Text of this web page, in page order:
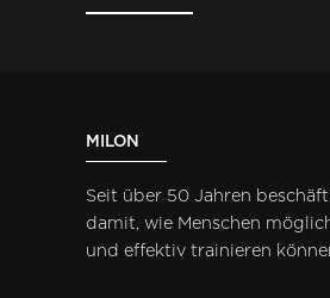
MILON
Seit über 50 Jahren
damit, wie Menschen
und effektiv trainieren